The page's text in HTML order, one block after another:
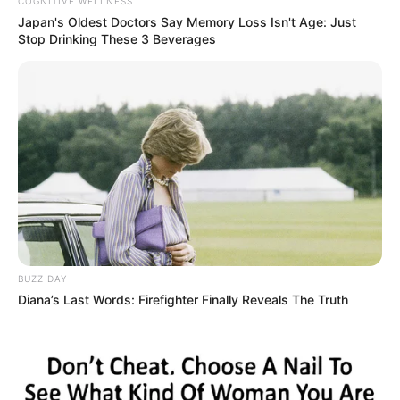
και να εργαστούν στο νησί. Στο πλαίσιο αυτό,
Japan's Oldest Doctors Say Memory Loss Isn't Age: Just
Stop Drinking These 3 Beverages
BUZZ DAY
Diana’s Last Words: Firefighter Finally Reveals The Truth